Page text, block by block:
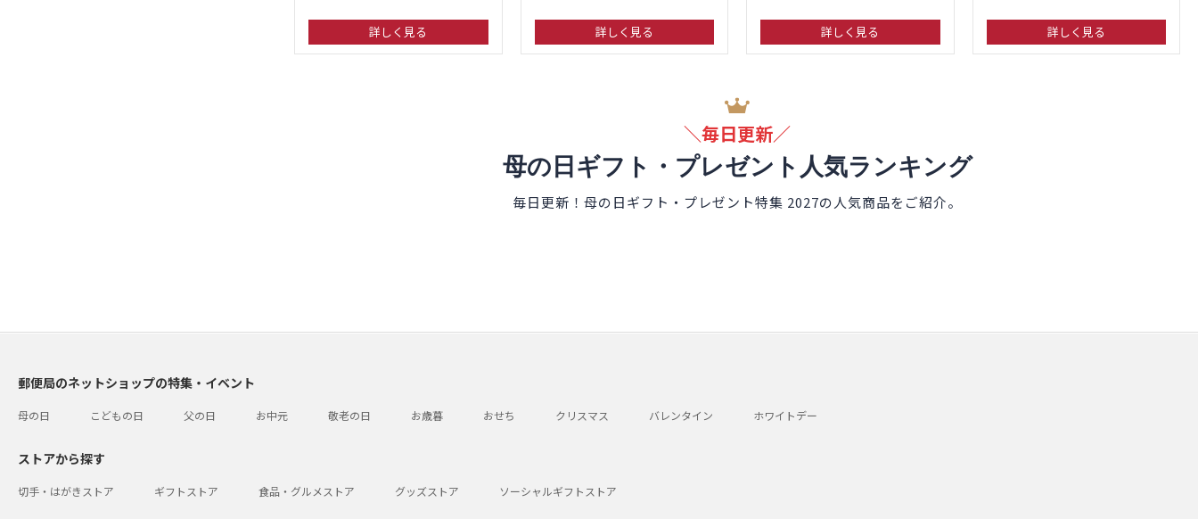
詳しく見る 詳しく見る 詳しく見る 詳しく見る
＼毎日更新／
母の日ギフト・プレゼント人気ランキング
毎日更新！母の日ギフト・プレゼント特集 2027の人気商品をご紹介。
郵便局のネットショップの特集・イベント
母の日 こどもの日 父の日 お中元 敬老の日 お歳暮 おせち クリスマス バレンタイン ホワイトデー
ストアから探す
切手・はがきストア ギフトストア 食品・グルメストア グッズストア ソーシャルギフトストア